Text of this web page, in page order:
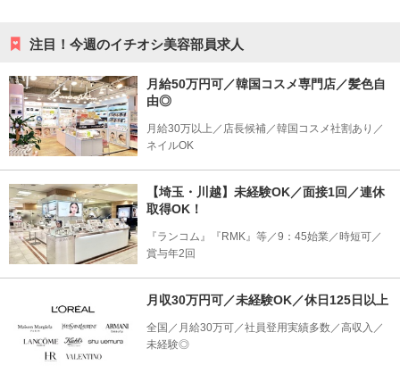
注目！今週のイチオシ美容部員求人
月給50万円可／韓国コスメ専門店／髪色自
由◎
月給30万以上／店長候補／韓国コスメ社割あり／
ネイルOK
【埼玉・川越】未経験OK／面接1回／連休
取得OK！
『ランコム』『RMK』等／9：45始業／時短可／
賞与年2回
月収30万円可／未経験OK／休日125日以上
全国／月給30万可／社員登用実績多数／高収入／
未経験◎